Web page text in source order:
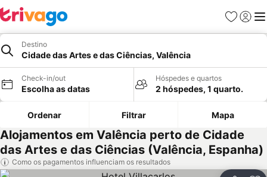
Favoritos
Iniciar
Destino
Cidade das Artes e das Ciências, Valência
Check-in/out
Escolha as datas
Hóspedes e quartos
2 hóspedes, 1 quarto.
Ordenar Filtrar Mapa
Alojamentos em Valência perto de Cidade
das Artes e das Ciências (Valência, Espanha)
Como os pagamentos influenciam os resultados